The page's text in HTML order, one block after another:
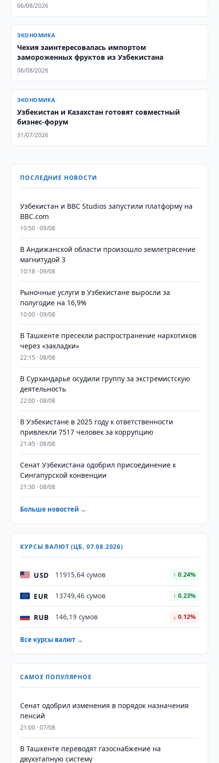
06/08/2026
ЭКОНОМИКА
Чехия заинтересовалась импортом
замороженных фруктов из Узбекистана
06/08/2026
ЭКОНОМИКА
Узбекистан и Казахстан готовят совместный
бизнес-форум
31/07/2026
ПОСЛЕДНИЕ НОВОСТИ
Узбекистан и BBC Studios запустили платформу на
BBC.com
10:50 · 09/08
В Андижанской области произошло землетрясение
магнитудой 3
10:18 · 09/08
Рыночные услуги в Узбекистане выросли за
полугодие на 16,9%
10:00 · 09/08
В Ташкенте пресекли распространение наркотиков
через «закладки»
22:15 · 08/08
В Сурхандарье осудили группу за экстремистскую
деятельность
22:00 · 08/08
В Узбекистане в 2025 году к ответственности
привлекли 7517 человек за коррупцию
21:45 · 08/08
Сенат Узбекистана одобрил присоединение к
Сингапурской конвенции
21:30 · 08/08
Больше новостей →
КУРСЫ ВАЛЮТ (ЦБ, 07.08.2026)
USD 11915,64 сумов ↑ 0.24%
EUR 13749,46 сумов ↑ 0.23%
RUB 146,19 сумов ↓ 0.12%
Все курсы валют →
САМОЕ ПОПУЛЯРНОЕ
Сенат одобрил изменения в порядок назначения
пенсий
21:00 · 07/08
В Ташкенте переводят газоснабжение на
двухэтапную систему